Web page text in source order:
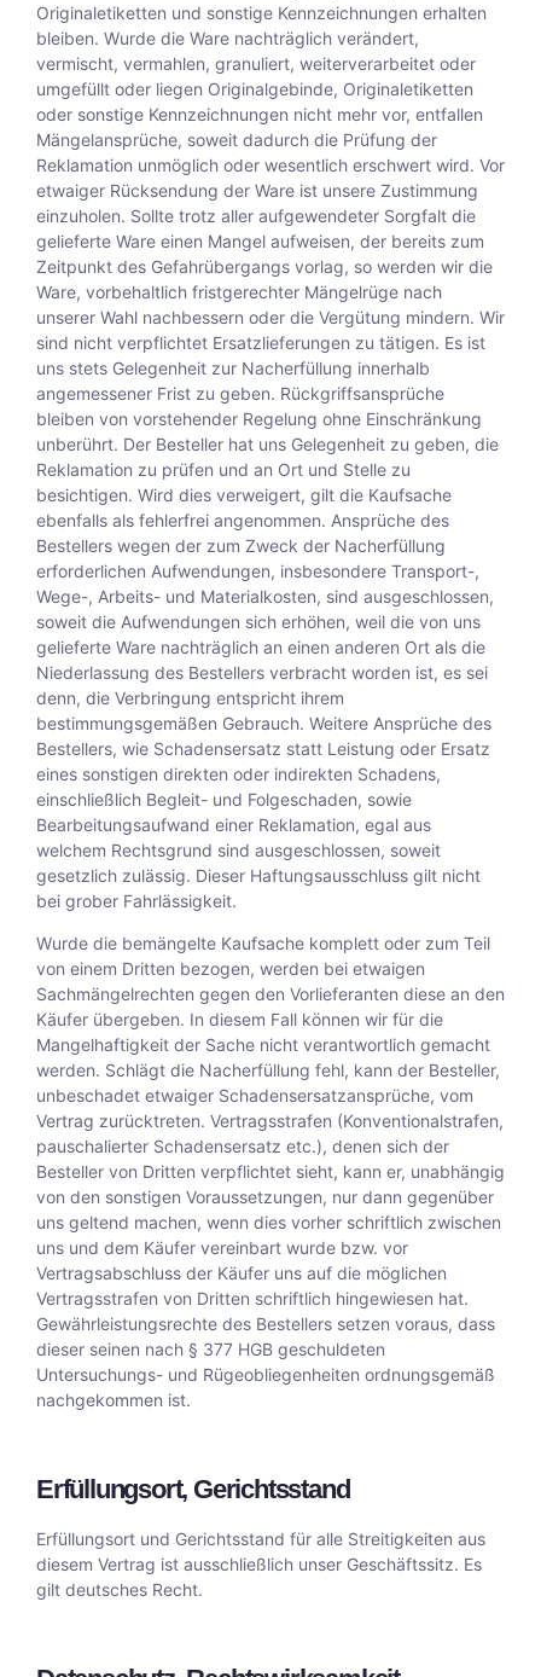
Originaletiketten und sonstige Kennzeichnungen erhalten
bleiben. Wurde die Ware nachträglich verändert,
vermischt, vermahlen, granuliert, weiterverarbeitet oder
umgefüllt oder liegen Originalgebinde, Originaletiketten
oder sonstige Kennzeichnungen nicht mehr vor, entfallen
Mängelansprüche, soweit dadurch die Prüfung der
Reklamation unmöglich oder wesentlich erschwert wird. Vor
etwaiger Rücksendung der Ware ist unsere Zustimmung
einzuholen. Sollte trotz aller aufgewendeter Sorgfalt die
gelieferte Ware einen Mangel aufweisen, der bereits zum
Zeitpunkt des Gefahrübergangs vorlag, so werden wir die
Ware, vorbehaltlich fristgerechter Mängelrüge nach
unserer Wahl nachbessern oder die Vergütung mindern. Wir
sind nicht verpflichtet Ersatzlieferungen zu tätigen. Es ist
uns stets Gelegenheit zur Nacherfüllung innerhalb
angemessener Frist zu geben. Rückgriffsansprüche
bleiben von vorstehender Regelung ohne Einschränkung
unberührt. Der Besteller hat uns Gelegenheit zu geben, die
Reklamation zu prüfen und an Ort und Stelle zu
besichtigen. Wird dies verweigert, gilt die Kaufsache
ebenfalls als fehlerfrei angenommen. Ansprüche des
Bestellers wegen der zum Zweck der Nacherfüllung
erforderlichen Aufwendungen, insbesondere Transport-,
Wege-, Arbeits- und Materialkosten, sind ausgeschlossen,
soweit die Aufwendungen sich erhöhen, weil die von uns
gelieferte Ware nachträglich an einen anderen Ort als die
Niederlassung des Bestellers verbracht worden ist, es sei
denn, die Verbringung entspricht ihrem
bestimmungsgemäßen Gebrauch. Weitere Ansprüche des
Bestellers, wie Schadensersatz statt Leistung oder Ersatz
eines sonstigen direkten oder indirekten Schadens,
einschließlich Begleit- und Folgeschaden, sowie
Bearbeitungsaufwand einer Reklamation, egal aus
welchem Rechtsgrund sind ausgeschlossen, soweit
gesetzlich zulässig. Dieser Haftungsausschluss gilt nicht
bei grober Fahrlässigkeit.
Wurde die bemängelte Kaufsache komplett oder zum Teil
von einem Dritten bezogen, werden bei etwaigen
Sachmängelrechten gegen den Vorlieferanten diese an den
Käufer übergeben. In diesem Fall können wir für die
Mangelhaftigkeit der Sache nicht verantwortlich gemacht
werden. Schlägt die Nacherfüllung fehl, kann der Besteller,
unbeschadet etwaiger Schadensersatzansprüche, vom
Vertrag zurücktreten. Vertragsstrafen (Konventionalstrafen,
pauschalierter Schadensersatz etc.), denen sich der
Besteller von Dritten verpflichtet sieht, kann er, unabhängig
von den sonstigen Voraussetzungen, nur dann gegenüber
uns geltend machen, wenn dies vorher schriftlich zwischen
uns und dem Käufer vereinbart wurde bzw. vor
Vertragsabschluss der Käufer uns auf die möglichen
Vertragsstrafen von Dritten schriftlich hingewiesen hat.
Gewährleistungsrechte des Bestellers setzen voraus, dass
dieser seinen nach § 377 HGB geschuldeten
Untersuchungs- und Rügeobliegenheiten ordnungsgemäß
nachgekommen ist.
Erfüllungsort, Gerichtsstand
Erfüllungsort und Gerichtsstand für alle Streitigkeiten aus
diesem Vertrag ist ausschließlich unser Geschäftssitz. Es
gilt deutsches Recht.